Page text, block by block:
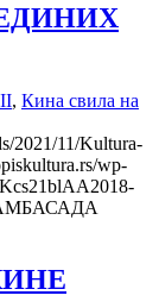
, Кина свила на
2021/11/Kultura-
wp-
Kcs21blAA2018-